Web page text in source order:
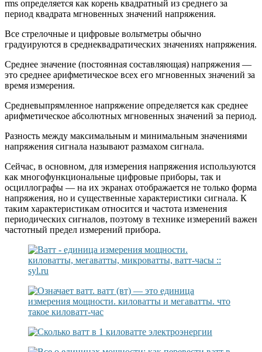
rms определяется как корень квадратный из среднего за
период квадрата мгновенных значений напряжения.
Все стрелочные и цифровые вольтметры обычно
градуируются в среднеквадратических значениях напряжения.
Среднее значение (постоянная составляющая) напряжения —
это среднее арифметическое всех его мгновенных значений за
время измерения.
Средневыпрямленное напряжение определяется как среднее
арифметическое абсолютных мгновенных значений за период.
Разность между максимальным и минимальным значениями
напряжения сигнала называют размахом сигнала.
Сейчас, в основном, для измерения напряжения используются
как многофункциональные цифровые приборы, так и
осциллографы — на их экранах отображается не только форма
напряжения, но и существенные характеристики сигнала. К
таким характеристикам относится и частота изменения
периодических сигналов, поэтому в технике измерений важен
частотный предел измерений прибора.